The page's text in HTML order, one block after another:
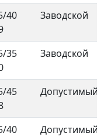
40
Заводской
35
Заводской
45
Допустимый
40
Допустимый